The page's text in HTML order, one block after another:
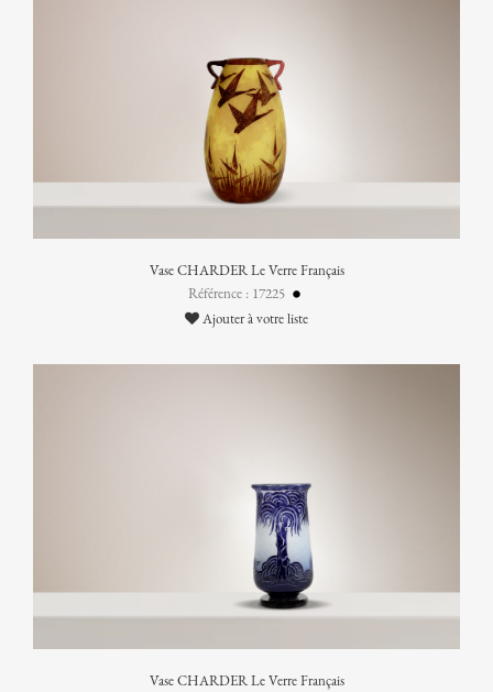
Vase CHARDER Le Verre Français
Référence : 17225
Ajouter à votre liste
Vase CHARDER Le Verre Français